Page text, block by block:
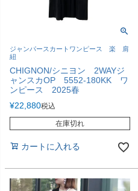
ジャンパースカートワンピース 楽 肩
紐
CHIGNON/シニヨン 2WAYジ
ャンスカOP 5552-180KK ワ
ンピース 2025春
¥22,880税込
在庫切れ
カートに入れる